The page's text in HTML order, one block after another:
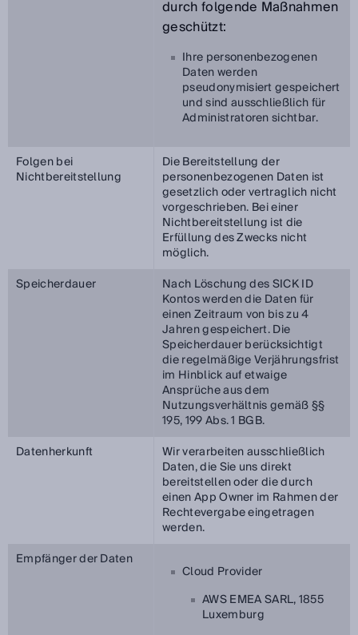
durch folgende Maßnahmen
geschützt:
Ihre personenbezogenen
Daten werden
pseudonymisiert gespeichert
und sind ausschließlich für
Administratoren sichtbar.
Folgen bei
Nichtbereitstellung
Die Bereitstellung der
personenbezogenen Daten ist
gesetzlich oder vertraglich nicht
vorgeschrieben. Bei einer
Nichtbereitstellung ist die
Erfüllung des Zwecks nicht
möglich.
Speicherdauer
Nach Löschung des SICK ID
Kontos werden die Daten für
einen Zeitraum von bis zu 4
Jahren gespeichert. Die
Speicherdauer berücksichtigt
die regelmäßige Verjährungsfrist
im Hinblick auf etwaige
Ansprüche aus dem
Nutzungsverhältnis gemäß §§
195, 199 Abs. 1 BGB.
Datenherkunft
Wir verarbeiten ausschließlich
Daten, die Sie uns direkt
bereitstellen oder die durch
einen App Owner im Rahmen der
Rechtevergabe eingetragen
werden.
Empfänger der Daten
Cloud Provider
AWS EMEA SARL, 1855
Luxemburg